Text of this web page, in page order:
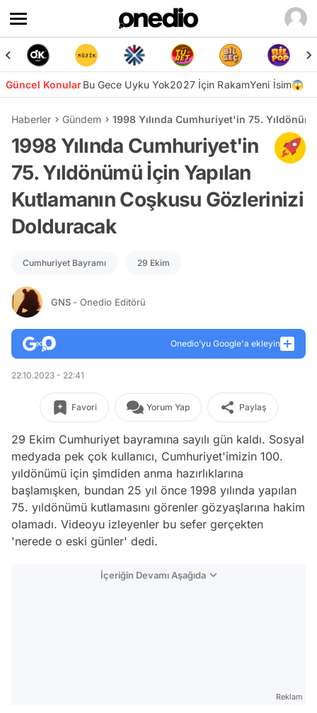
Güncel KonularBu Gece Uyku Yok2027 İçin RakamYeni İsim😱
Haberler Gündem 1998 Yılında Cumhuriyet'in 75.
1998 Yılında Cumhuriyet'in
75. Yıldönümü İçin Yapılan
Kutlamanın Coşkusu Gözlerinizi
Dolduracak
Cumhuriyet Bayramı 29 Ekim
GNS - Onedio Editörü
Onedio’yu Google'a ekleyin
22.10.2023 - 22:41
Favori Yorum Yap Paylaş
29 Ekim Cumhuriyet bayramına sayılı gün kaldı. Sosyal
medyada pek çok kullanıcı, Cumhuriyet'imizin 100.
yıldönümü için şimdiden anma hazırlıklarına
başlamışken, bundan 25 yıl önce 1998 yılında yapılan
75. yıldönümü kutlamasını görenler gözyaşlarına hakim
olamadı. Videoyu izleyenler bu sefer gerçekten
'nerede o eski günler' dedi.
İçeriğin Devamı Aşağıda
Reklam